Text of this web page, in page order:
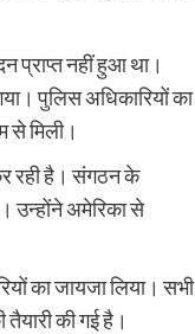
प्राप्त नहीं हुआ था।
पुलिस अधिकारियों का
से मिली।
रही है। संगठन के
उन्होंने अमेरिका से
का जायजा लिया। सभी
की गई है।